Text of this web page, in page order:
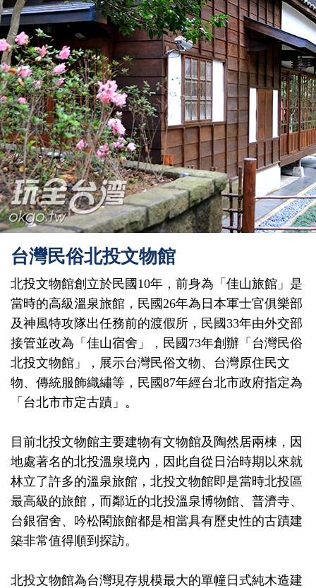
台灣民俗北投文物館
北投文物館創立於民國10年，前身為「佳山旅館」是
當時的高級溫泉旅館，民國26年為日本軍士官俱樂部
及神風特攻隊出任務前的渡假所，民國33年由外交部
接管並改為「佳山宿舍」，民國73年創辦「台灣民俗
北投文物館」，展示台灣民俗文物、台灣原住民文
物、傳統服飾織繡等，民國87年經台北市政府指定為
「台北市市定古蹟」。
目前北投文物館主要建物有文物館及陶然居兩棟，因
地處著名的北投溫泉境內，因此自從日治時期以來就
林立了許多的溫泉旅館，北投文物館即是當時北投區
最高級的旅館，而鄰近的北投溫泉博物館、普濟寺、
台銀宿舍、吟松閣旅館都是相當具有歷史性的古蹟建
築非常值得順到探訪。
北投文物館為台灣現存規模最大的單幢日式純木造建